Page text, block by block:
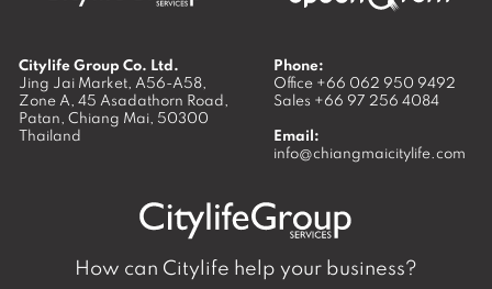
Citylife Group Co. Ltd.
Jing Jai Market, A56-A58,
Zone A, 45 Asadathorn Road,
Patan, Chiang Mai, 50300
Thailand
Phone:
Office +66 062 950 9492
Sales +66 97 256 4084
Email:
info@chiangmaicitylife.com
How can Citylife help your business?